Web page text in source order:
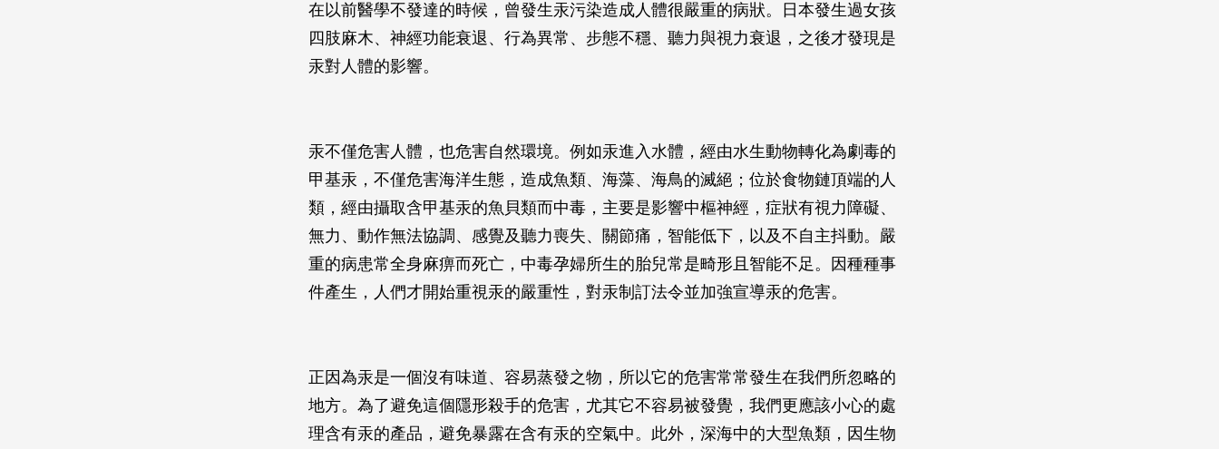
在以前醫學不發達的時候，曾發生汞污染造成人體很嚴重的病狀。日本發生過女孩
四肢麻木、神經功能衰退、行為異常、步態不穩、聽力與視力衰退，之後才發現是
汞對人體的影響。
汞不僅危害人體，也危害自然環境。例如汞進入水體，經由水生動物轉化為劇毒的
甲基汞，不僅危害海洋生態，造成魚類、海藻、海鳥的滅絕；位於食物鏈頂端的人
類，經由攝取含甲基汞的魚貝類而中毒，主要是影響中樞神經，症狀有視力障礙、
無力、動作無法協調、感覺及聽力喪失、關節痛，智能低下，以及不自主抖動。嚴
重的病患常全身麻痹而死亡，中毒孕婦所生的胎兒常是畸形且智能不足。因種種事
件產生，人們才開始重視汞的嚴重性，對汞制訂法令並加強宣導汞的危害。
正因為汞是一個沒有味道、容易蒸發之物，所以它的危害常常發生在我們所忽略的
地方。為了避免這個隱形殺手的危害，尤其它不容易被發覺，我們更應該小心的處
理含有汞的產品，避免暴露在含有汞的空氣中。此外，深海中的大型魚類，因生物